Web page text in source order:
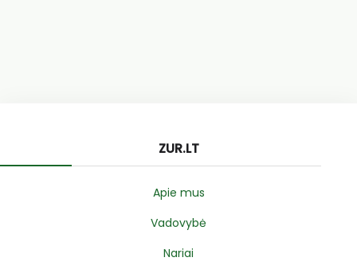
ZUR.LT
Apie mus
Vadovybė
Nariai